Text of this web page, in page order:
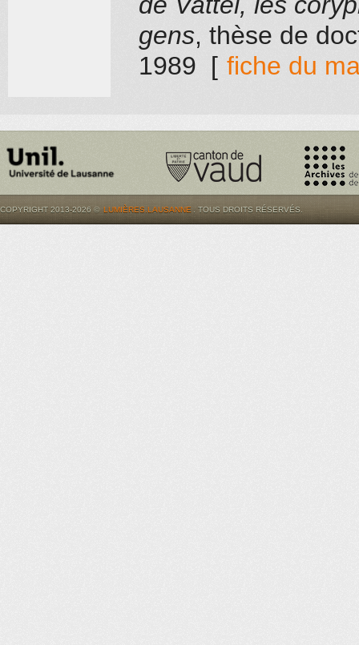
gens, thèse de
1989 [ fiche du
COPYRIGHT 2013-2026 © LUMIÈRES.LAUSANNE . TOUS DROITS RÉSERVÉS.